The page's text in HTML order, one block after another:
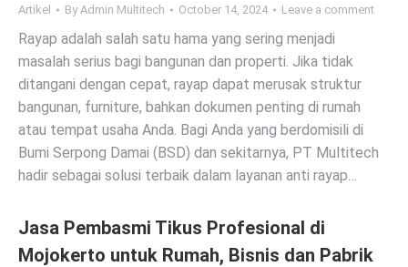
Artikel ByAdmin Multitech October 14, 2024 Leave a comment
Rayap adalah salah satu hama yang sering menjadi
masalah serius bagi bangunan dan properti. Jika tidak
ditangani dengan cepat, rayap dapat merusak struktur
bangunan, furniture, bahkan dokumen penting di rumah
atau tempat usaha Anda. Bagi Anda yang berdomisili di
Bumi Serpong Damai (BSD) dan sekitarnya, PT Multitech
hadir sebagai solusi terbaik dalam layanan anti rayap…
Jasa Pembasmi Tikus Profesional di
Mojokerto untuk Rumah, Bisnis dan Pabrik